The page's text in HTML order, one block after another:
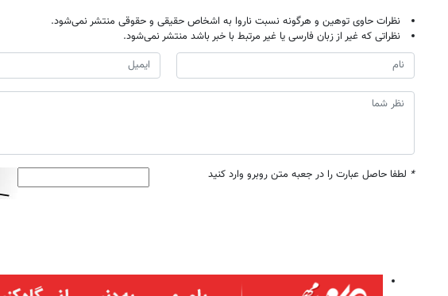
نظرات حاوی توهین و هرگونه نسبت ناروا به اشخاص حقیقی و حقوقی منتشر نمی‌شود.
نظراتی که غیر از زبان فارسی یا غیر مرتبط با خبر باشد منتشر نمی‌شود.
* لطفا حاصل عبارت را در جعبه متن روبرو وارد کنید